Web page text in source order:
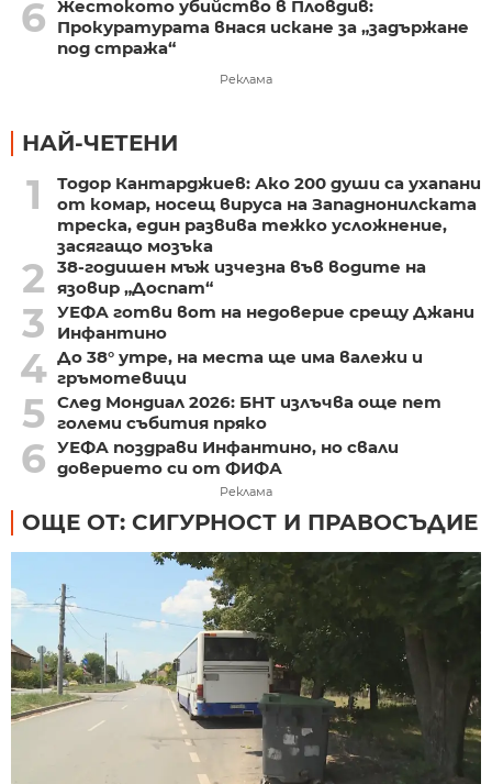
6 Жестокото убийство в Пловдив:
Прокуратурата внася искане за „задържане
под стража“
Реклама
НАЙ-ЧЕТЕНИ
1
Тодор Кантарджиев: Ако 200 души са ухапани
от комар, носещ вируса на Западнонилската
треска, един развива тежко усложнение,
засягащо мозъка
2
38-годишен мъж изчезна във водите на
язовир „Доспат“
3
УЕФА готви вот на недоверие срещу Джани
Инфантино
4 До 38° утре, на места ще има валежи и
гръмотевици
5 След Мондиал 2026: БНТ излъчва още пет
големи събития пряко
6 УЕФА поздрави Инфантино, но свали
доверието си от ФИФА
Реклама
ОЩЕ ОТ: СИГУРНОСТ И ПРАВОСЪДИЕ